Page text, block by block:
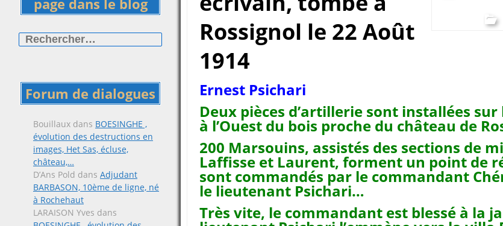
page dans le blog
Forum de dialogues
Bouillaux dans BOESINGHE ,
évolution des destructions en
images, Het Sas, écluse,
château,…
D’Ans Pold dans Adjudant
BARBASON, 10ème de ligne, né
à Rochehaut
LARAISON Yves dans
Rossignol le 22 Août
1914
Ernest Psichari
Deux pièces d’artillerie sont installées
à l’Ouest du bois proche du château de
200 Marsouins, assistés des sections de
Laffisse et Laurent, forment un point de
sont commandés par le commandant
le lieutenant Psichari…
Très vite, le commandant est blessé à la